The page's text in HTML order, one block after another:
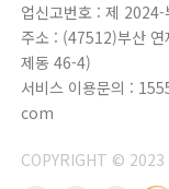
업신고번호 : 제
주소 : (47512)부산
제동 46-4)
서비스 이용문의 :
com
COPYRIGHT © 2023